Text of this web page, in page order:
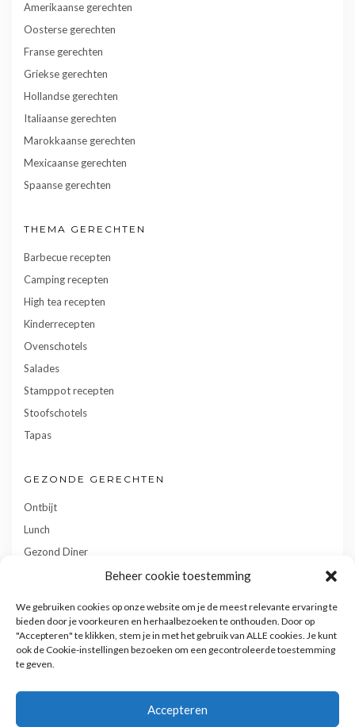
Beheer cookie toestemming
We gebruiken cookies op onze website om je de meest relevante ervaring te
bieden door je voorkeuren en herhaalbezoeken te onthouden. Door op
"Accepteren" te klikken, stem je in met het gebruik van ALLE cookies. Je kunt
ook de Cookie-instellingen bezoeken om een gecontroleerde toestemming
te geven.
Accepteren
Amerikaanse gerechten
Oosterse gerechten
Franse gerechten
Griekse gerechten
Hollandse gerechten
Italiaanse gerechten
Marokkaanse gerechten
Mexicaanse gerechten
Spaanse gerechten
THEMA GERECHTEN
Barbecue recepten
Camping recepten
High tea recepten
Kinderrecepten
Ovenschotels
Salades
Stamppot recepten
Stoofschotels
Tapas
GEZONDE GERECHTEN
Ontbijt
Lunch
Gezond Diner
Gebak